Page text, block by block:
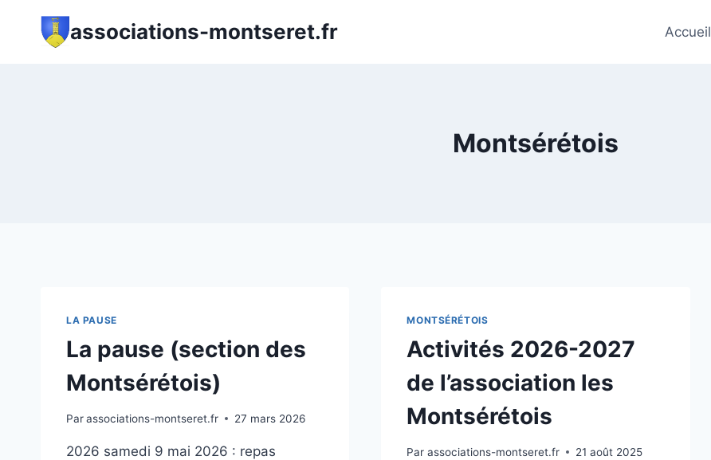
associations-montseret.fr Accueil
Montsérétois
LA PAUSE
La pause (section des
Montsérétois)
Parassociations-montseret.fr 27 mars 2026
2026 samedi 9 mai 2026 : repas
MONTSÉRÉTOIS
Activités 2026-2027
de l’association les
Montsérétois
Par associations-montseret.fr 21 août 2025